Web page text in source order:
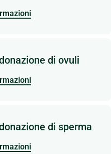
di ovuli
di sperma